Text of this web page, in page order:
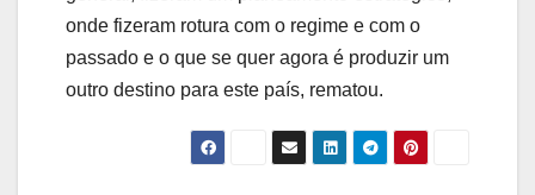
onde fizeram rotura com o regime e com o
passado e o que se quer agora é produzir um
outro destino para este país, rematou.